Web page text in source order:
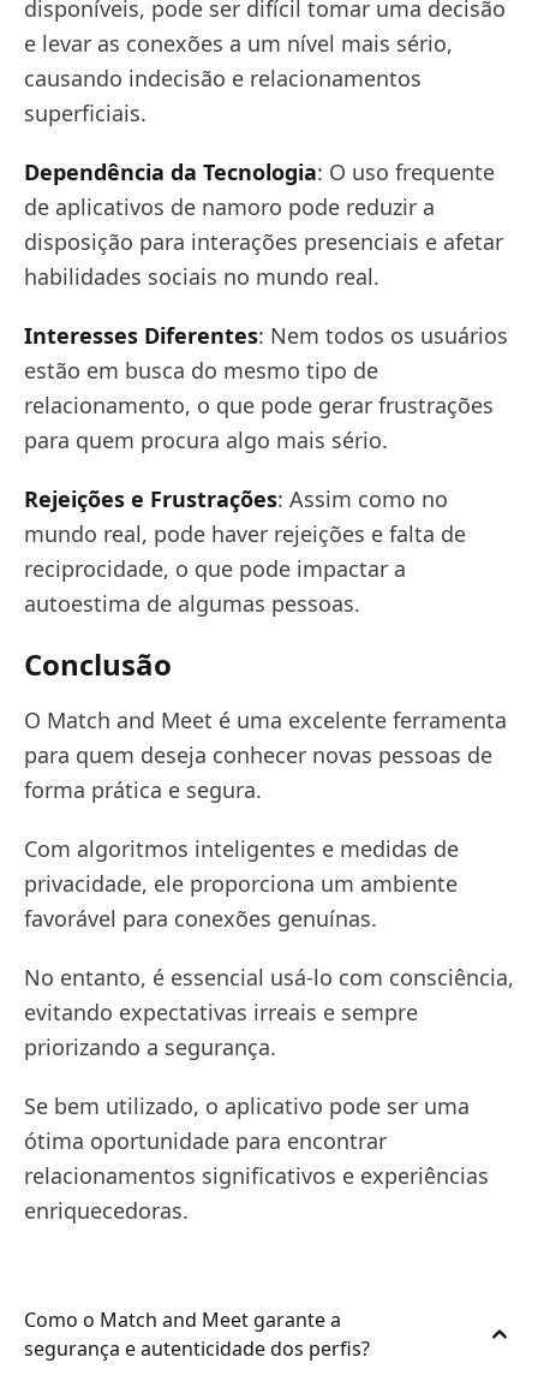
disponíveis, pode ser difícil tomar uma decisão
e levar as conexões a um nível mais sério,
causando indecisão e relacionamentos
superficiais.
Dependência da Tecnologia: O uso frequente
de aplicativos de namoro pode reduzir a
disposição para interações presenciais e afetar
habilidades sociais no mundo real.
Interesses Diferentes: Nem todos os usuários
estão em busca do mesmo tipo de
relacionamento, o que pode gerar frustrações
para quem procura algo mais sério.
Rejeições e Frustrações: Assim como no
mundo real, pode haver rejeições e falta de
reciprocidade, o que pode impactar a
autoestima de algumas pessoas.
Conclusão
O Match and Meet é uma excelente ferramenta
para quem deseja conhecer novas pessoas de
forma prática e segura.
Com algoritmos inteligentes e medidas de
privacidade, ele proporciona um ambiente
favorável para conexões genuínas.
No entanto, é essencial usá-lo com consciência,
evitando expectativas irreais e sempre
priorizando a segurança.
Se bem utilizado, o aplicativo pode ser uma
ótima oportunidade para encontrar
relacionamentos significativos e experiências
enriquecedoras.
Como o Match and Meet garante a
segurança e autenticidade dos perfis?